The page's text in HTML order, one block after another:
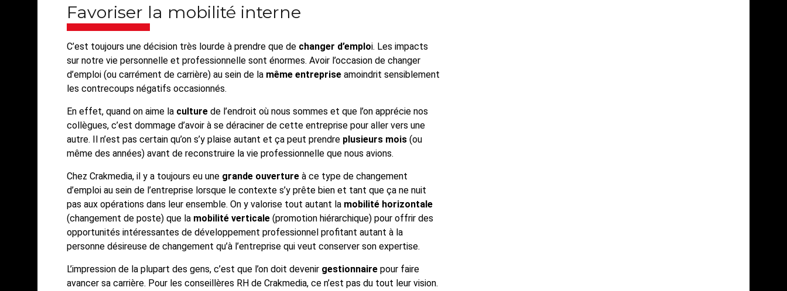
Favoriser la mobilité interne
C’est toujours une décision très lourde à prendre que de changer d’emploi. Les impacts
sur notre vie personnelle et professionnelle sont énormes. Avoir l’occasion de changer
d’emploi (ou carrément de carrière) au sein de la même entreprise amoindrit sensiblement
les contrecoups négatifs occasionnés.
En effet, quand on aime la culture de l’endroit où nous sommes et que l’on apprécie nos
collègues, c’est dommage d’avoir à se déraciner de cette entreprise pour aller vers une
autre. Il n’est pas certain qu’on s’y plaise autant et ça peut prendre plusieurs mois (ou
même des années) avant de reconstruire la vie professionnelle que nous avions.
Chez Crakmedia, il y a toujours eu une grande ouverture à ce type de changement
d’emploi au sein de l’entreprise lorsque le contexte s’y prête bien et tant que ça ne nuit
pas aux opérations dans leur ensemble. On y valorise tout autant la mobilité horizontale
(changement de poste) que la mobilité verticale (promotion hiérarchique) pour offrir des
opportunités intéressantes de développement professionnel profitant autant à la
personne désireuse de changement qu’à l’entreprise qui veut conserver son expertise.
L’impression de la plupart des gens, c’est que l’on doit devenir gestionnaire pour faire
avancer sa carrière. Pour les conseillères RH de Crakmedia, ce n’est pas du tout leur vision.